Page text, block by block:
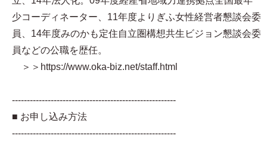
少コーディネーター、11年度よりぎふ女性経営者懇談会委
員、14年度みのかも定住自立圏構想共生ビジョン懇談会委
員などの公職を歴任。
＞＞https://www.oka-biz.net/staff.html
-------------------------------------------------------
■ お申し込み方法
-------------------------------------------------------